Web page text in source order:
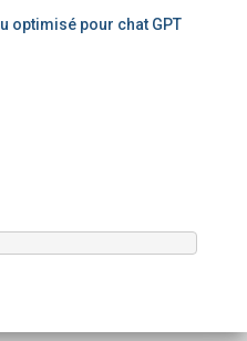
optimisé pour chat GPT